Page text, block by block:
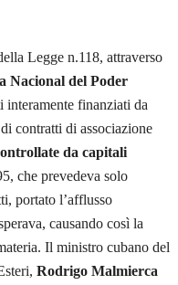
Legge n.118, attraverso
Nacional del Poder
interamente finanziati da
contratti di associazione
da capitali
che prevedeva solo
portato l’afflusso
causando così la
Il ministro cubano del
Rodrigo Malmierca